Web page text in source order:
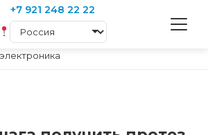
+7 921 248 22 22
электроника